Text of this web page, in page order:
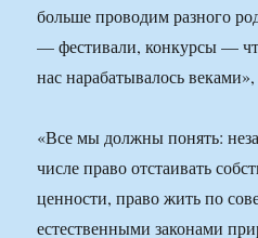
больше проводим разного
— фестивали, конкурсы —
нас нарабатывалось
«Все мы должны понять:
числе право отстаивать
ценности, право жить по
естественными законами